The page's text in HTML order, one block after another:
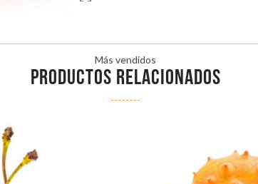
Más vendidos
PRODUCTOS RELACIONADOS